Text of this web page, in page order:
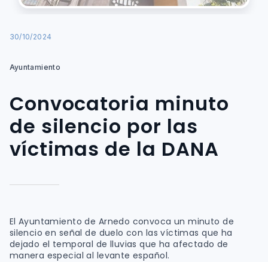
30/10/2024
Ayuntamiento
Convocatoria minuto
de silencio por las
víctimas de la DANA
El Ayuntamiento de Arnedo convoca un minuto de
silencio en señal de duelo con las víctimas que ha
dejado el temporal de lluvias que ha afectado de
manera especial al levante español.